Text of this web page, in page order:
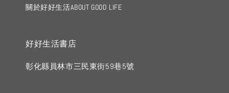
關於好好生活ABOUT GOOD LIFE
好好生活書店
彰化縣員林市三民東街59巷5號